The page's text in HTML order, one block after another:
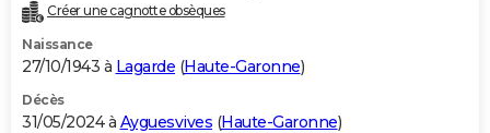
Créer une cagnotte obsèques
Naissance
27/10/1943 à Lagarde (Haute-Garonne)
Décès
31/05/2024 à Ayguesvives (Haute-Garonne)